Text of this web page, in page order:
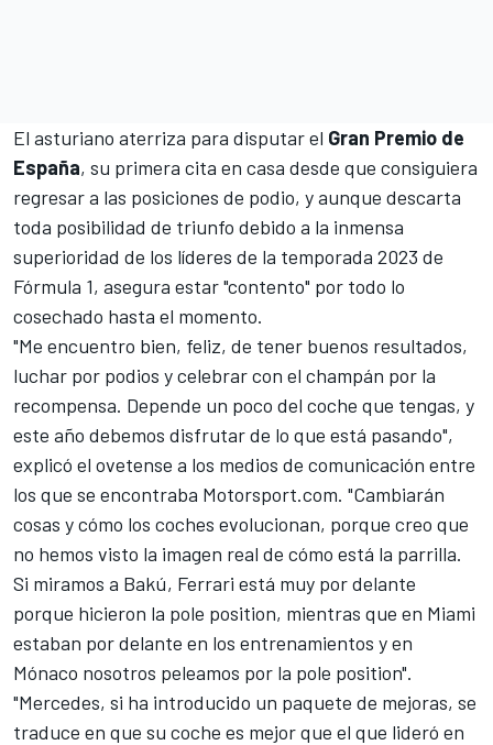
El asturiano aterriza para disputar el Gran Premio de
España, su primera cita en casa desde que consiguiera
regresar a las posiciones de podio, y aunque descarta
toda posibilidad de triunfo debido a la inmensa
superioridad de los líderes de la temporada 2023 de
Fórmula 1, asegura estar "contento" por todo lo
cosechado hasta el momento.
"Me encuentro bien, feliz, de tener buenos resultados,
luchar por podios y celebrar con el champán por la
recompensa. Depende un poco del coche que tengas, y
este año debemos disfrutar de lo que está pasando",
explicó el ovetense a los medios de comunicación entre
los que se encontraba Motorsport.com. "Cambiarán
cosas y cómo los coches evolucionan, porque creo que
no hemos visto la imagen real de cómo está la parrilla.
Si miramos a Bakú, Ferrari está muy por delante
porque hicieron la pole position, mientras que en Miami
estaban por delante en los entrenamientos y en
Mónaco nosotros peleamos por la pole position".
"Mercedes, si ha introducido un paquete de mejoras, se
traduce en que su coche es mejor que el que lideró en